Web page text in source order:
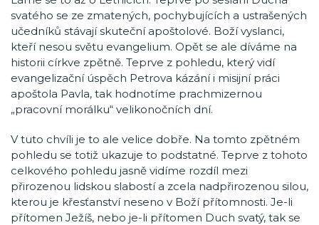
svatého se ze zmatených, pochybujících a ustrašených
učedníků stávají skuteční apoštolové. Boží vyslanci,
kteří nesou světu evangelium. Opět se ale díváme na
historii církve zpětně. Teprve z pohledu, který vidí
evangelizační úspěch Petrova kázání i misijní práci
apoštola Pavla, tak hodnotíme prachmizernou
„pracovní morálku“ velikonočních dní.
V tuto chvíli je to ale velice dobře. Na tomto zpětném
pohledu se totiž ukazuje to podstatné. Teprve z tohoto
celkového pohledu jasně vidíme rozdíl mezi
přirozenou lidskou slabostí a zcela nadpřirozenou silou,
kterou je křesťanství neseno v Boží přítomnosti. Je-li
přítomen Ježíš, nebo je-li přítomen Duch svatý, tak se